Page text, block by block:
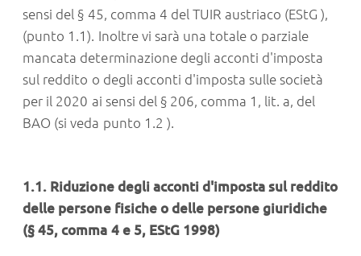
sensi del § 45, comma 4 del TUIR austriaco (EStG ),
(punto 1.1). Inoltre vi sarà una totale o parziale
mancata determinazione degli acconti d'imposta
sul reddito o degli acconti d'imposta sulle società
per il 2020 ai sensi del § 206, comma 1, lit. a, del
BAO (si veda punto 1.2 ).
1.1. Riduzione degli acconti d'imposta sul reddito
delle persone fisiche o delle persone giuridiche
(§ 45, comma 4 e 5, EStG 1998)